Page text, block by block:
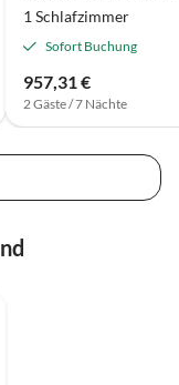
1 Schlafzimmer
Sofort Buchung
957,31 €
2 Gäste / 7 Nächte